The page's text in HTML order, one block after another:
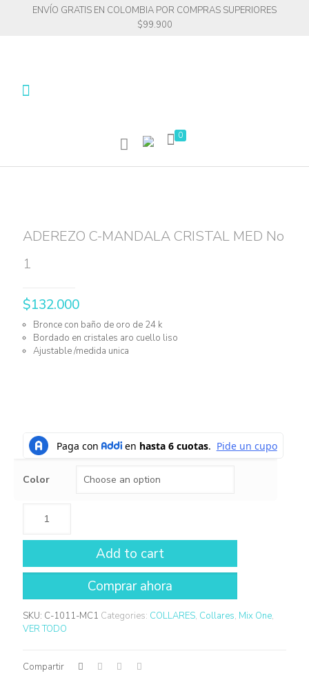
ENVÍO GRATIS EN COLOMBIA POR COMPRAS SUPERIORES
$99.900
0
ADEREZO C-MANDALA CRISTAL MED No
1
$132.000
Bronce con baño de oro de 24 k
Bordado en cristales aro cuello liso
Ajustable /medida unica
Color
Add to cart
SKU: C-1011-MC1 Categories: COLLARES, Collares, Mix One,
VER TODO
Compartir